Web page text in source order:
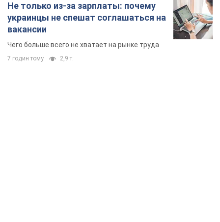
Не только из-за зарплаты: почему
украинцы не спешат соглашаться на
вакансии
Чего больше всего не хватает на рынке труда
7 годин тому 2,9 т.